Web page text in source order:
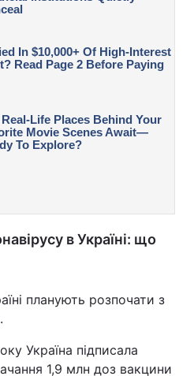
в Україні: що
планують розпочати з
Україна підписала
1,9 млн доз вакцини